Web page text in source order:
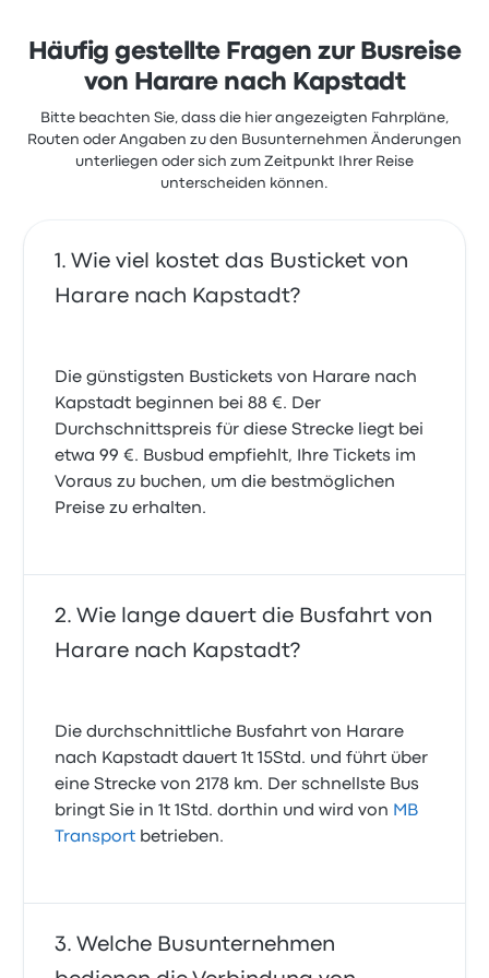
diese Reise beginnen bei 88 €
Häufig gestellte Fragen zur Busreise
von Harare nach Kapstadt
Bitte beachten Sie, dass die hier angezeigten Fahrpläne,
Routen oder Angaben zu den Busunternehmen Änderungen
unterliegen oder sich zum Zeitpunkt Ihrer Reise
unterscheiden können.
Wie viel kostet das Busticket von
Harare nach Kapstadt?
Die günstigsten Bustickets von Harare nach
Kapstadt beginnen bei 88 €. Der
Durchschnittspreis für diese Strecke liegt bei
etwa 99 €. Busbud empfiehlt, Ihre Tickets im
Voraus zu buchen, um die bestmöglichen
Preise zu erhalten.
Wie lange dauert die Busfahrt von
Harare nach Kapstadt?
Die durchschnittliche Busfahrt von Harare
nach Kapstadt dauert 1t 15Std. und führt über
eine Strecke von 2178 km. Der schnellste Bus
bringt Sie in 1t 1Std. dorthin und wird von MB
Transport betrieben.
Welche Busunternehmen